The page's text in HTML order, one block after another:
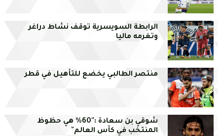
الرابطة السويسرية توقف نشاط دراغر
وتغرمه ماليا
منتصر الطالبي يخضع للتأهيل في قطر
شوقي بن سعادة :"60% هي حظوظ
المنتخب في كأس العالم"